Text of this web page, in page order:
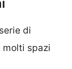
di
molti spazi